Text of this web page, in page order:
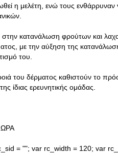
η μελέτη, ενώ τους
κατανάλωση φρούτων και
με την αύξηση της
του.
του δέρματος καθιστούν το
ίδιας ερευνητικής ομάδας.
= ""; var rc_width = 120; var